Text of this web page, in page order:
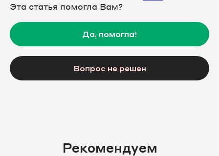
Эта статья помогла Вам?
Да, помогла!
Вопрос не решен
Рекомендуем